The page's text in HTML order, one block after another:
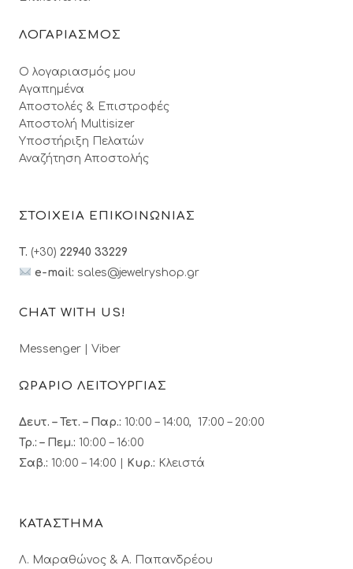
ΛΟΓΑΡΙΑΣΜΟΣ
Ο λογαριασμός μου
Αγαπημένα
Αποστολές & Επιστροφές
Αποστολή Multisizer
Υποστήριξη Πελατών
Αναζήτηση Αποστολής
ΣΤΟΙΧΕΙΑ ΕΠΙΚΟΙΝΩΝΙΑΣ
T. (+30) 22940 33229
e-mail: sales@jewelryshop.gr
CHAT WITH US!
Messenger Viber
ΩΡΑΡΙΟ ΛΕΙΤΟΥΡΓΙΑΣ
Δευτ. – Τετ. – Παρ.: 10:00 – 14:00, 17:00 – 20:00
Τρ.: – Πεμ.: 10:00 – 16:00
Σαβ.: 10:00 – 14:00 | Κυρ.: Κλειστά
ΚΑΤΑΣΤΗΜΑ
Λ. Μαραθώνος & A. Παπανδρέου